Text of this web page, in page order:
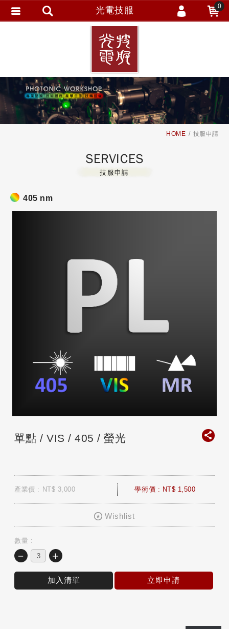
HOME 技服申請
SERVICES
技服申請
405 nm
單點 / VIS / 405 / 螢光
產業價 : NT$ 3,000 學術價 : NT$ 1,500
Wishlist
數量 :
－ ＋
加入清單 立即申請
光電技服 0
會員註冊
忘記密碼
訂單查詢
追蹤清單